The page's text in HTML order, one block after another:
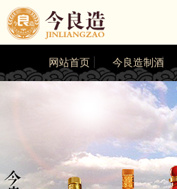
网站首页 今良造制酒